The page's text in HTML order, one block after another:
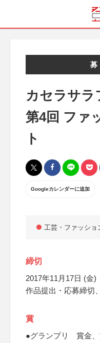
カセラサ
第4回 ファ
ト
Googleカレンダーに追加
工芸・ファッショ
締切
2017年11月17日 (金)
作品提出・応募締切
賞
●グランプリ 賞金、